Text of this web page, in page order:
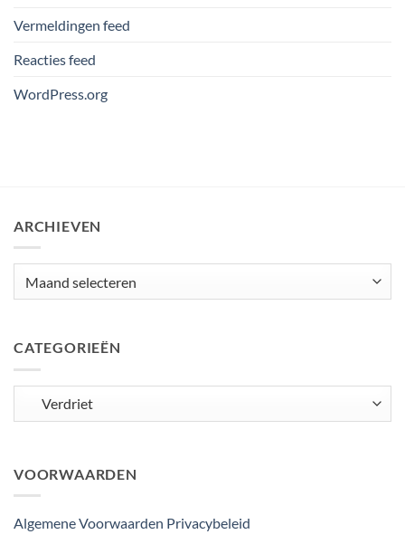
Vermeldingen feed
Reacties feed
WordPress.org
ARCHIEVEN
CATEGORIEËN
VOORWAARDEN
Algemene Voorwaarden Privacybeleid